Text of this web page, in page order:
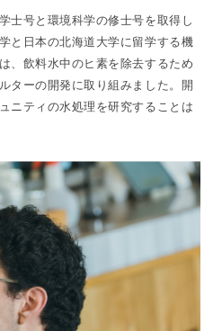
士号と環境科学の修士号を取得し
と日本の北海道大学に留学する機
、飲料水中のヒ素を除去するため
ターの開発に取り組みました。開
ニティの水処理を研究することは